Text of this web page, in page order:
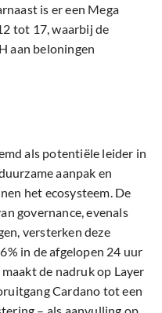
is er een Mega
tot 17, waarbij de
aan beloningen
als potentiële leider in
aanpak en
het ecosysteem. De
governance, evenals
versterken deze
in de afgelopen 24 uur
de nadruk op Layer
Cardano tot een